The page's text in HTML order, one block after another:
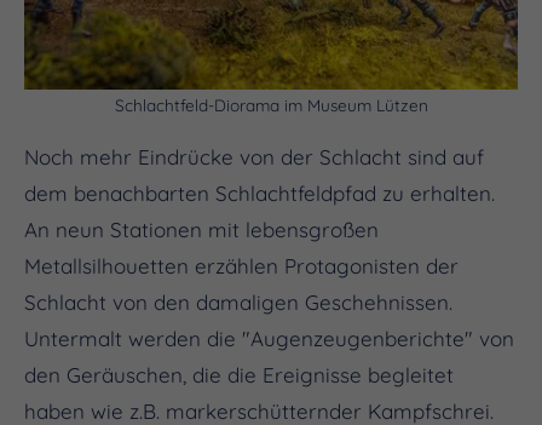
Schlachtfeld-Diorama im Museum Lützen
Noch mehr Eindrücke von der Schlacht sind auf
dem benachbarten Schlachtfeldpfad zu erhalten.
An neun Stationen mit lebensgroßen
Metallsilhouetten erzählen Protagonisten der
Schlacht von den damaligen Geschehnissen.
Untermalt werden die "Augenzeugenberichte" von
den Geräuschen, die die Ereignisse begleitet
haben wie z.B. markerschütternder Kampfschrei.